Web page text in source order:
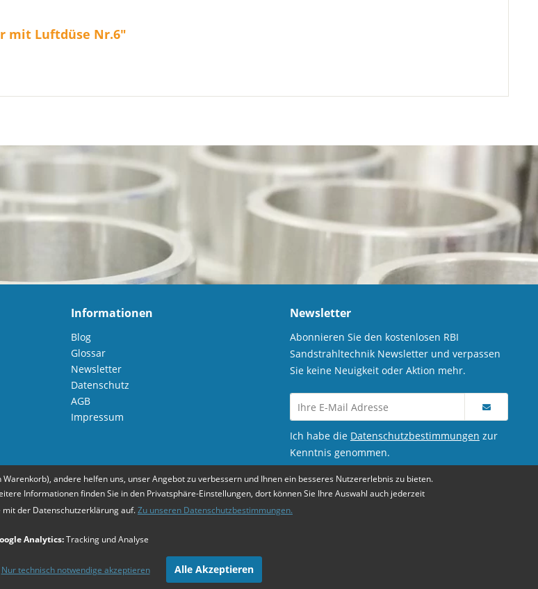
mit Luftdüse Nr.6"
Informationen
Blog
Glossar
Newsletter
Datenschutz
AGB
Impressum
Newsletter
Abonnieren Sie den kostenlosen RBI
Sandstrahltechnik Newsletter und verpassen
Sie keine Neuigkeit oder Aktion mehr.
Ich habe die Datenschutzbestimmungen zur
Kenntnis genommen.
Mehr Informationen
andere helfen uns, unser Angebot zu verbessern und Ihnen ein besseres Nutzererlebnis zu bieten.
Informationen finden Sie in den Privatsphäre-Einstellungen, dort können Sie Ihre Auswahl auch jederzeit
mit der Datenschutzerklärung auf.Zu unseren Datenschutzbestimmungen.
Analytics:Tracking und Analyse
Nur technisch notwendige akzeptieren Alle Akzeptieren